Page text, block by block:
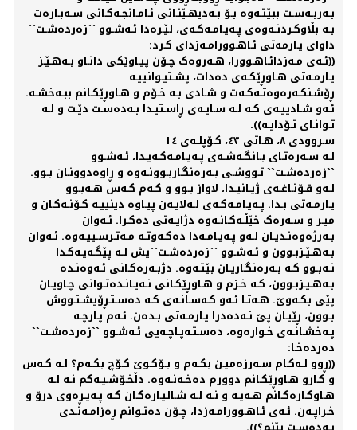
بـەربـەسـت ببێتـەوە بـۆ بـەدیهـێنـانی ئـامـانجـەکـانی سـەبـارەت
بـە بڵاوکـردنـەوەی پـەیـامـەکـەی، لێـرەدا ئـەشـوو ``زەردەشـت``
داوای یـارمەتی ئـاهـوورامـەزدای کـرد:
((ئـەی مـەزدائـاهـوورا، هـەروەک چـۆن پیـاوێکی دانـاو بـەهـێـز
یـارمـەتی هـاوڕێکـەی دەدات، پشـتیـوانییـە
ڕۆشـنکـەرەوەتـەکـەت و شـادی بـە خـۆم و هـاوڕێکـانم ببـەخشـە.
ئـەو شـادییـەی کـە لـە سـایـەی ڕاسـتیـدا بـەدەسـت دێـت و لـە
تـوانـای تـۆدایـە)).
سـروودی ٨، هـاتی ٤٣، کـۆپلـەی ١٤
لـە سـەرەتـای بـانگـەشـەی پـەیـامـەکـەیـدا، ئـەشـوو
``زەردەشـت`` تـووشـی بـەرەنگـاربـوونـەوە و ڕاوەدوونـان بـوو.
لـەو قـۆنـاغـەی ژیـانیـدا، لاواز بـوو و کـەم کـەس هـەبـوو
یـارمـەتی بـدا. پـەیـامـەکـەی لـەلایـەن پیـاوە دینییـە کـۆنـەکـان و
میـر و سـەرەک خێڵـەکـانـەوە دژایـەتی دەکـرا. ئـەوان
بـەرژەوەنـدیـان لـەو پـەیـامـەدا دەکـەوتـە مـەتـرسـییـەوە. ئـەوان
بـەهـێـزبـوون و ئـەشـوو ``زەردەشـت``یش لـە پێگـەیـەکـدا
نـەبـوو کـە بـەرەنگـاریـان بێتـەوە. دژبـەرەکـانی ئـەوەنـدە
بـەهـیـزبـوون، کـە خـزم و هـاوڕێکـانی نـەیـانـدەتـوانی چـاویـان
پێی بکـەوێ. هـەتـا ئـەو کـەسـانـەی کـە دەسـتـڕۆیشـتـووش
بـوون، ڕێیـان پێ نـەدەدرا یـارمـەتی بـدەن. ئـەم پـارچـە
پـەخشـانـەی خـوارەوە، دەسـتـەپـاچـەیی ئـەشـوو ``زەردەشـت``
دەردەخـا:
((ڕوو لـەکـام سـەرزەمیـن بکـەم و بـۆکـوێ کـۆچ بکـەم؟ لـە کـەس
و کـارو هـاوڕێکـانم دوورم دەخـەنـەوە. دڵخـۆشـیـەکم نـە لـە
هـاوکـارەکـانم هـەیـە و نـە لـە شـالیـارەکـان کـە پـەیـڕەوی درۆ و
خـراپـەن. ئـەی ئـاهـوورامـەزدا، چـۆن دەتـوانم ڕەزامـەنـدی